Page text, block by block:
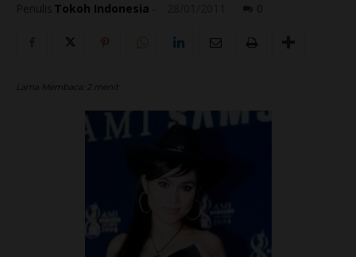
Tokoh Indonesia
Lama Membaca: 2 menit